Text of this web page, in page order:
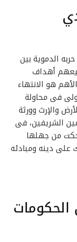
الدموية بين
أهداف
هو الانتهاء
فى محاولة
والإرث وورثة
الشريفين، فى
من جهلها
على دينه ومبادئه